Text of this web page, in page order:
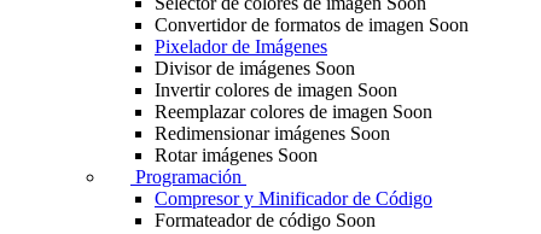
Convertidor de formatos de imagen Soon
Pixelador de Imágenes
Divisor de imágenes Soon
Invertir colores de imagen Soon
Reemplazar colores de imagen Soon
Redimensionar imágenes Soon
Rotar imágenes Soon
Programación
Compresor y Minificador de Código
Formateador de código Soon